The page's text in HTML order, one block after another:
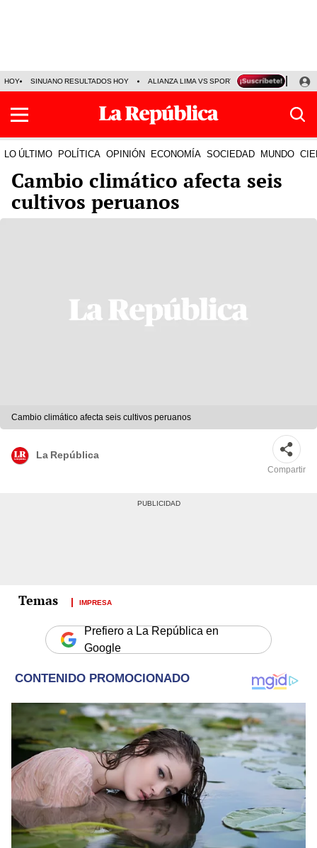
HOY SINUANO RESULTADOS HOY ALIANZA LIMA VS SPORT BOYS JORGE
LO ÚLTIMO POLÍTICA OPINIÓN ECONOMÍA SOCIEDAD MUNDO
Cambio climático afecta seis
cultivos peruanos
Cambio climático afecta seis cultivos peruanos
La República
Compartir
IMPRESA
Prefiero a La República en
Google